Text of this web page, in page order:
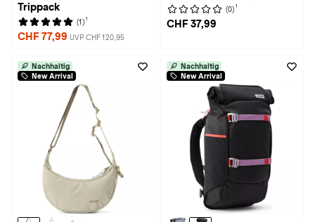
Trippack
(1) 1
CHF 77,99 UVP CHF 120,95
(0) 1
CHF 37,99
Nachhaltig
New Arrival
Nachhaltig
New Arrival